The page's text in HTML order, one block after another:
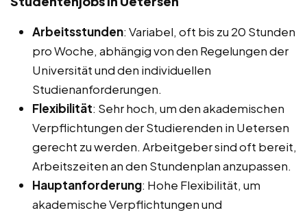
Arbeitsstunden: Variabel, oft bis zu 20 Stunden
pro Woche, abhängig von den Regelungen der
Universität und den individuellen
Studienanforderungen.
Flexibilität: Sehr hoch, um den akademischen
Verpflichtungen der Studierenden in Uetersen
gerecht zu werden. Arbeitgeber sind oft bereit,
Arbeitszeiten an den Stundenplan anzupassen.
Hauptanforderung: Hohe Flexibilität, um
akademische Verpflichtungen und